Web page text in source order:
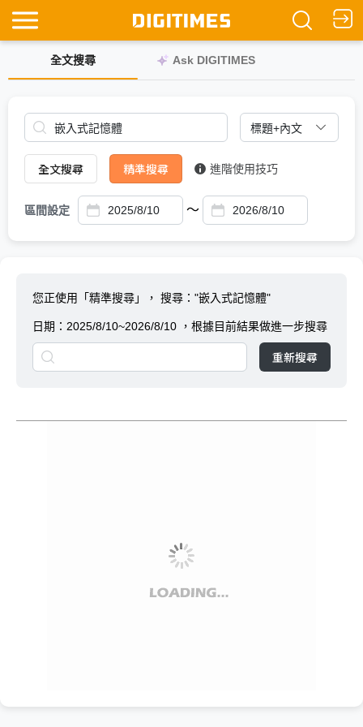
全文搜尋 Ask DIGITIMES
全文搜尋 精準搜尋 進階使用技巧
區間設定 ～
您正使用「精準搜尋」， 搜尋："嵌入式記憶體"
日期： 2025/8/10~2026/8/10 ，根據目前結果做進一步搜尋
重新搜尋